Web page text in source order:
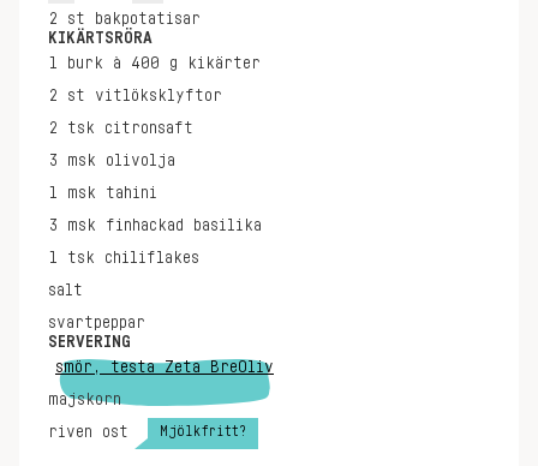
2 st
bakpotatisar
KIKÄRTSRÖRA
1
burk à 400 g
kikärter
2 st
vitlöksklyftor
2 tsk
citronsaft
3 msk
olivolja
1 msk
tahini
3 msk
finhackad basilika
1 tsk
chiliflakes
salt
svartpeppar
SERVERING
smör, testa Zeta BreOliv
majskorn
riven ost
Mjölkfritt?